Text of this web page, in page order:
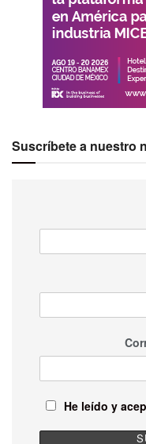
Suscríbete a nuestro
He leído y